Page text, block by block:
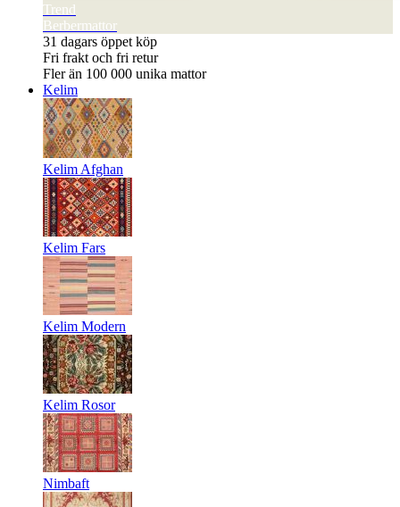
Trend
Berbermattor
31 dagars öppet köp
Fri frakt och fri retur
Fler än 100 000 unika mattor
Kelim
Kelim Afghan
Kelim Fars
Kelim Modern
Kelim Rosor
Nimbaft